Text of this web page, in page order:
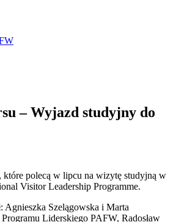
– Wyjazd studyjny do
które polecą w lipcu na wizytę studyjną w
Visitor Leadership Programme.
Szelągowska i Marta
Liderskiego PAFW, Radosław